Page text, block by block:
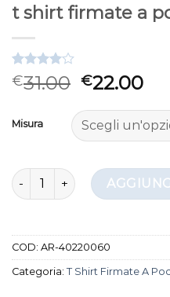
t shirt firmate a
Valutato
4.00 su
3
recensioni
€31.00 €22.00
Misura
t shirt firmate a poco
COD: AR-40220060
Categoria: T Shirt Firmate A